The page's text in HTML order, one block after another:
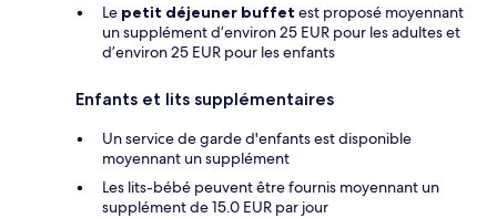
Le petit déjeuner buffet est proposé moyennant
un supplément d’environ 25 EUR pour les adultes et
d’environ 25 EUR pour les enfants
Enfants et lits supplémentaires
Un service de garde d'enfants est disponible
moyennant un supplément
Les lits-bébé peuvent être fournis moyennant un
supplément de 15.0 EUR par jour